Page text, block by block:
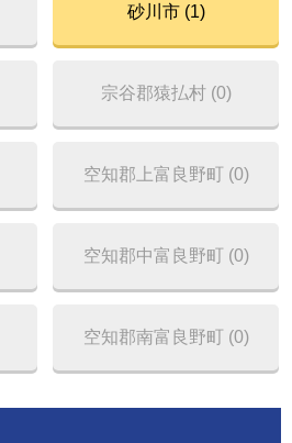
砂川市 (1)
宗谷郡猿払村 (0)
空知郡上富良野町 (0)
空知郡中富良野町 (0)
空知郡南富良野町 (0)